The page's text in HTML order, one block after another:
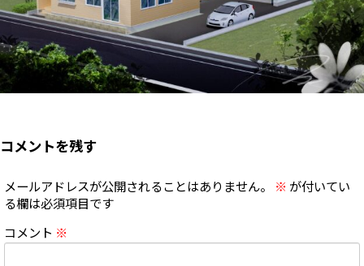
コメントを残す
メールアドレスが公開されることはありません。 ※ が付いてい
る欄は必須項目です
コメント ※